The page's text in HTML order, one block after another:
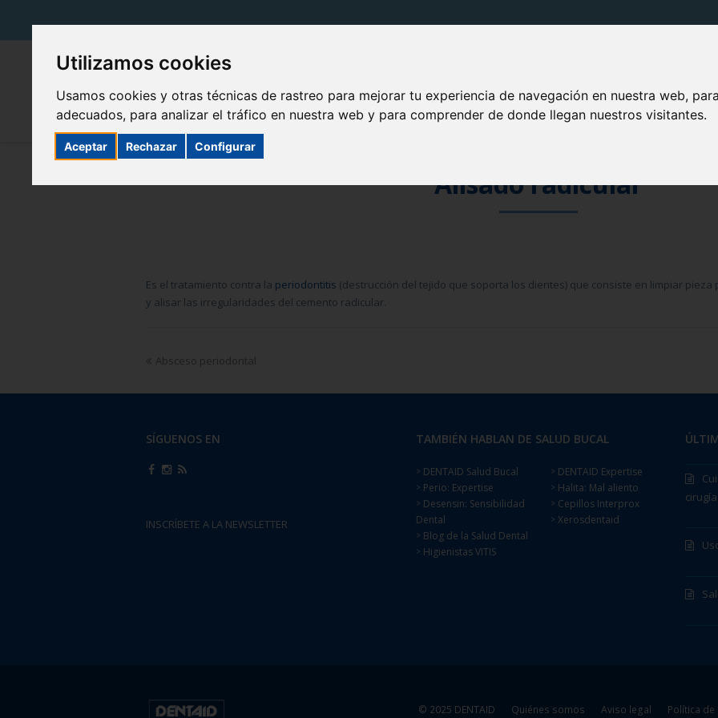
Utilizamos cookies
Usamos cookies y otras técnicas de rastreo para mejorar tu experiencia de navegación en nuestra web,
adecuados, para analizar el tráfico en nuestra web y para comprender de donde llegan nuestros visitantes.
Aceptar Rechazar Configurar
PRODUCTOS VITIS SOLUCIONES VITIS TU
Alisado radicular
Es el tratamiento contra la periodontitis (destrucción del tejido que soporta los dientes) que consiste en limpiar
y alisar las irregularidades del cemento radicular.
Absceso periodontal
SÍGUENOS EN
INSCRÍBETE A LA NEWSLETTER
TAMBIÉN HABLAN DE SALUD BUCAL
> DENTAID Salud Bucal
> Perio: Expertise
> Desensin: Sensibilidad
Dental
> Blog de la Salud Dental
> Higienistas VITIS
> DENTAID Expertise
> Halita: Mal aliento
> Cepillos Interprox
> Xerosdentaid
cirugía
© 2025 DENTAID Quiénes somos Aviso legal Política